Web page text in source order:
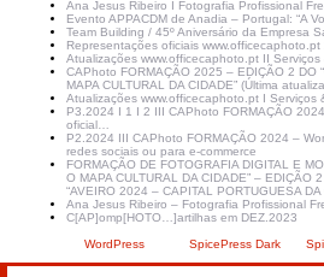
Ana Jesus Ribeiro I Fotografia Profissional
Evento APPACDM de Anadia – Portugal: “A
Team Building / 45º Aniversário da Empresa
Representações oficiais www.officecaphoto.pt
Atualizações www.officecaphoto.pt II Serviços
CAPhoto FORMAÇÃO 2025 – EDIÇÃO 2 DO
MAPA CULTURAL DA CIDADE” (Última
Atualizações www.officecaphoto.pt I Serviços
P3.2024 I 1 I 2 III CAPhoto FORMAÇÃO
oficial…
P2.2024 III CAPhoto FORMAÇÃO 2024 –
redes sociais ou para e-commerce
FORMAÇÃO DE FOTOGRAFIA DIGITAL E
O MAPA CULTURAL DA CIDADE” – EDIÇÃO
“AVEIRO 2024 – CAPITAL PORTUGUESA DA
Ana Jesus Ribeiro – Fotografia Profissional
C[AP]omp[HOTO…]artilhas em DEZ.2023
WordPress SpicePress Dark